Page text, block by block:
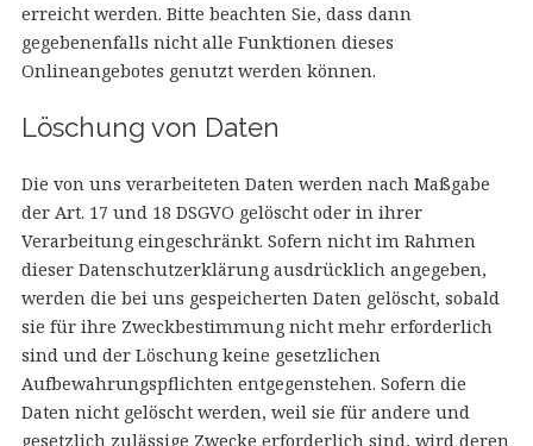
erreicht werden. Bitte beachten Sie, dass dann
gegebenenfalls nicht alle Funktionen dieses
Onlineangebotes genutzt werden können.
Löschung von Daten
Die von uns verarbeiteten Daten werden nach Maßgabe
der Art. 17 und 18 DSGVO gelöscht oder in ihrer
Verarbeitung eingeschränkt. Sofern nicht im Rahmen
dieser Datenschutzerklärung ausdrücklich angegeben,
werden die bei uns gespeicherten Daten gelöscht, sobald
sie für ihre Zweckbestimmung nicht mehr erforderlich
sind und der Löschung keine gesetzlichen
Aufbewahrungspflichten entgegenstehen. Sofern die
Daten nicht gelöscht werden, weil sie für andere und
gesetzlich zulässige Zwecke erforderlich sind, wird deren